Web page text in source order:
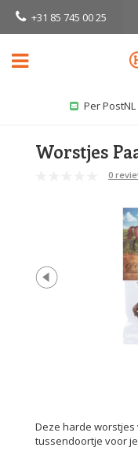
+31 85 745 00 25
Per
Worstjes
0
Deze harde worstjes
tussendoortje voor